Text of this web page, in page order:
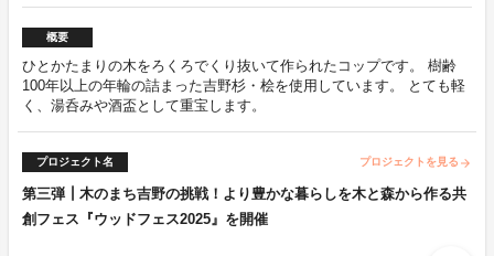
概要
ひとかたまりの木をろくろでくり抜いて作られたコップです。 樹齢
100年以上の年輪の詰まった吉野杉・桧を使用しています。 とても軽
く、湯呑みや酒盃として重宝します。
プロジェクト名 プロジェクトを見る arrow_forward
第三弾┃木のまち吉野の挑戦！より豊かな暮らしを木と森から作る共
創フェス『ウッドフェス2025』を開催